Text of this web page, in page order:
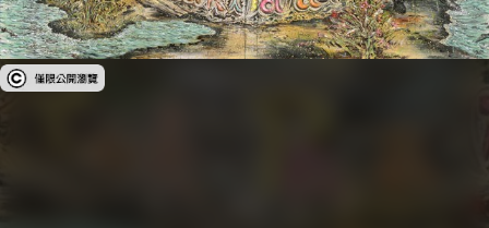
受著作權法保護-僅限於本平台有限度公開瀏覽